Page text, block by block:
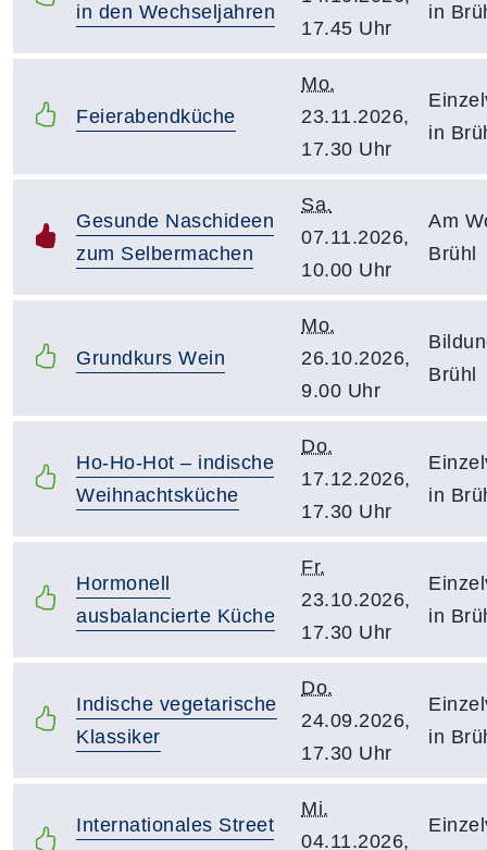
in den Wechseljahren
17.45 Uhr
in
Feierabendküche
Mo.
23.11.2026,
17.30 Uhr
in
Gesunde Naschideen
zum Selbermachen
Sa.
07.11.2026,
10.00 Uhr
Am
Brühl
Grundkurs Wein
Mo.
26.10.2026,
9.00 Uhr
Brühl
Ho-Ho-Hot – indische
Weihnachtsküche
Do.
17.12.2026,
17.30 Uhr
in
Hormonell
ausbalancierte Küche
Fr.
23.10.2026,
17.30 Uhr
in
Indische vegetarische
Klassiker
Do.
24.09.2026,
17.30 Uhr
in
Internationales Street
Mi.
04.11.2026,